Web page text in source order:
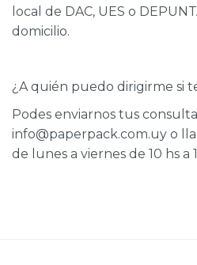
local de DAC, UES o
domicilio.
¿A quién puedo dirigirme si
Podes enviarnos tus
info@paperpack.com.uy o
de lunes a viernes de 10 hs a